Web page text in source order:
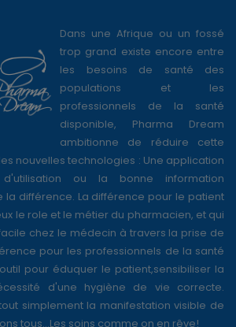
Dans une Afrique ou un fossé
trop grand existe encore entre
les besoins de santé des
populations et les
professionnels de la santé
disponible, Pharma Dream
ambitionne de réduire cette
nouvelles technologies : Une application
ou la bonne information
la différence. La différence pour le patient
le role et le métier du pharmacien, et qui
chez le médecin à travers la prise de
pour les professionnels de la santé
pour éduquer le patient,sensibiliser la
d'une hygiène de vie correcte.
simplement la manifestation visible de
tous...Les soins comme on en rêve!